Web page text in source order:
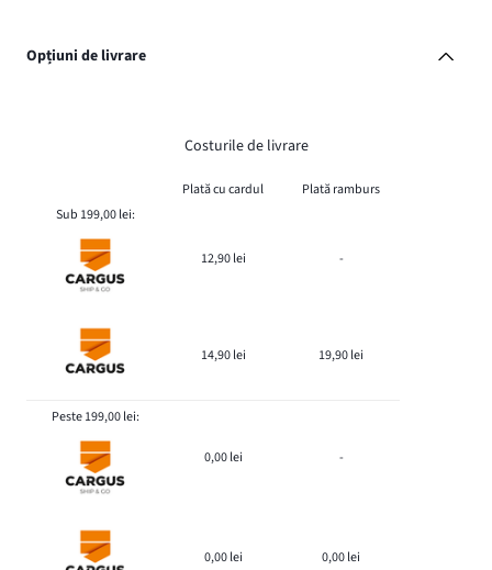
Opțiuni de livrare
Costurile de livrare
Plată cu cardul
Plată ramburs
Sub 199,00 lei:
12,90 lei -
14,90 lei 19,90 lei
Peste 199,00 lei:
0,00 lei -
0,00 lei 0,00 lei